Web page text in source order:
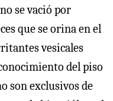
se vació por
que se orina en el
vesicales
del piso
son exclusivos de